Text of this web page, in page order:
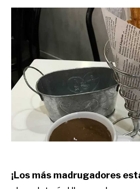
¡Los más madrugadores